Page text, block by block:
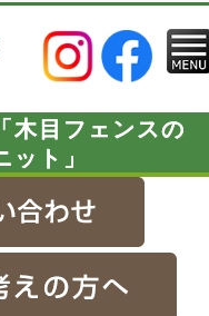
木目フェンスの
ト」